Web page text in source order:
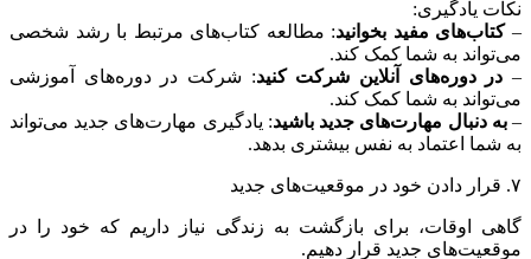
نکات یادگیری:
–کتاب‌های مفید بخوانید: مطالعه کتاب‌های مرتبط با رشد شخصی
می‌تواند به شما کمک کند.
– در دوره‌های آنلاین شرکت کنید: شرکت در دوره‌های آموزشی
می‌تواند به شما کمک کند.
–به دنبال مهارت‌های جدید باشید: یادگیری مهارت‌های جدید می‌تواند
به شما اعتماد به نفس بیشتری بدهد.
۷. قرار دادن خود در موقعیت‌های جدید
گاهی اوقات، برای بازگشت به زندگی نیاز داریم که خود را در
موقعیت‌های جدید قرار دهیم.